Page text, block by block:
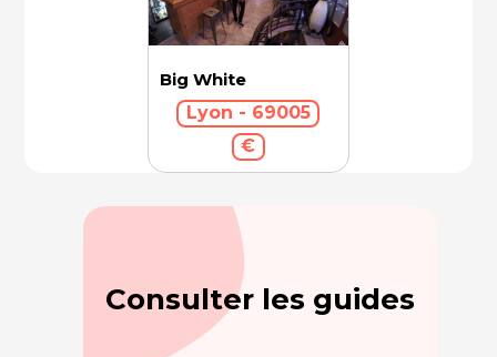
Big White
Lyon - 69005
€
Consulter les guides